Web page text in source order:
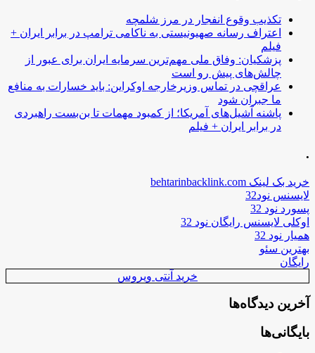
تکذیب وقوع انفجار در مرز شلمچه
اعتراف رسانه صهیونیستی به ناکامی ترامپ در برابر ایران +
فیلم
پزشکیان: وفاق ملی مهم‌ترین سرمایه ایران برای عبور از
چالش‌های پیش رو است
عراقچی در تماس وزیرخارجه اوکراین: باید خسارات به منافع
ما جبران شود
پاشنه آشیل‌های آمریکا؛ از کمبود مهمات تا بن‌بست راهبردی
در برابر ایران + فیلم
.
خرید بک لینک behtarinbacklink.com
لایسنس نود32
پسورد نود 32
اوکلی لایسنس رایگان نود 32
همیار نود 32
بهترین سئو
رایگان
خرید آنتی ویروس
آخرین دیدگاه‌ها
بایگانی‌ها